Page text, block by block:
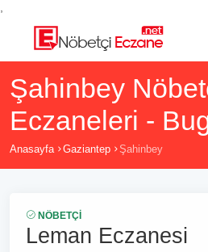
Şahinbey
Eczaneleri -
Anasayfa Gaziantep Şahinbey
NÖBETÇI
Leman Eczanesi